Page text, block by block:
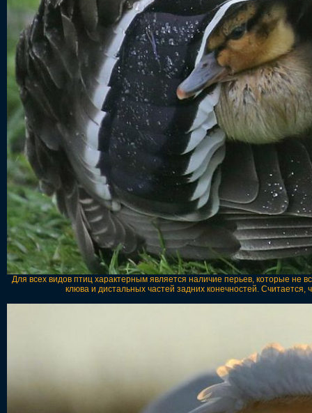
Для всех видов птиц характерным является наличие перьев, которые не
клюва и дистальных частей задних конечностей.